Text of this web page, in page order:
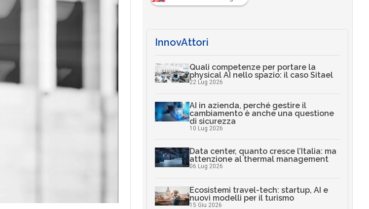
InnovAttori
Quali competenze per portare la
physical AI nello spazio: il caso Sitael
22 Lug 2026
AI in azienda, perché gestire il
cambiamento è anche una questione
di sicurezza
10 Lug 2026
Data center, quanto cresce l’Italia: ma
attenzione al thermal management
06 Lug 2026
Ecosistemi travel-tech: startup, AI e
nuovi modelli per il turismo
15 Giu 2026